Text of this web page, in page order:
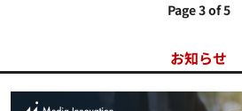
Page 3 of 5
お知らせ